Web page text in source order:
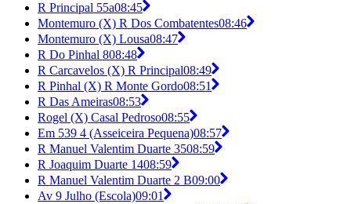
R Principal 55a08:45
Montemuro (X) R Dos Combatentes08:46
Montemuro (X) Lousa08:47
R Do Pinhal 808:48
R Carcavelos (X) R Principal08:49
R Pinhal (X) R Monte Gordo08:51
R Das Ameiras08:53
Rogel (X) Casal Pedroso08:55
Em 539 4 (Asseiceira Pequena)08:57
R Manuel Valentim Duarte 3508:59
R Joaquim Duarte 1408:59
R Manuel Valentim Duarte 2 B09:00
Av 9 Julho (Escola)09:01